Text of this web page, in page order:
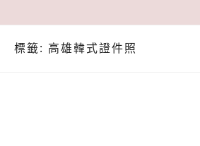
標籤: 高雄韓式證件照